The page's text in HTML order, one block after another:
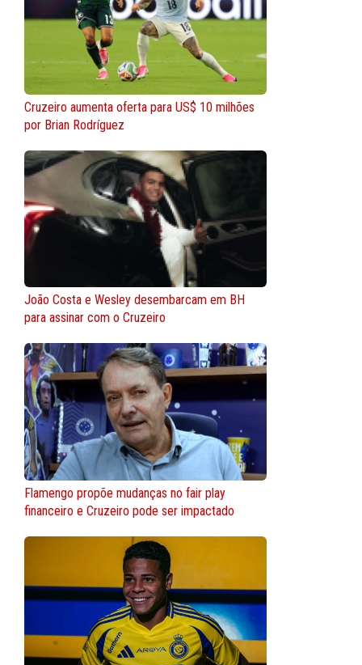
Cruzeiro aumenta oferta para US$ 10 milhões
por Brian Rodríguez
João Costa e Wesley desembarcam em BH
para assinar com o Cruzeiro
Flamengo propõe mudanças no fair play
financeiro e Cruzeiro pode ser impactado